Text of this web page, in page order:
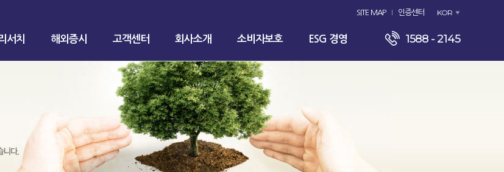
SITE MAP 인증센터 KOR
서치 해외증시 고객센터 회사소개 소비자보호 ESG 경영 1588 - 2145